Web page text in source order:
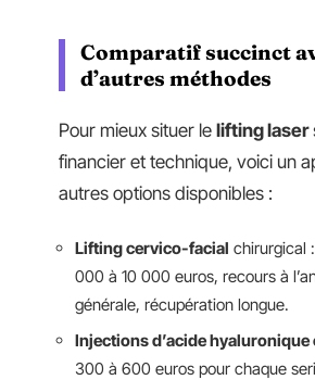
Comparatif succinct
d’autres méthodes
Pour mieux situer le lifting laser
financier et technique, voici un
autres options disponibles :
Lifting cervico-facial chirurgical
000 à 10 000 euros, recours à
générale, récupération longue.
Injections d’acide hyaluronique
300 à 600 euros pour chaque